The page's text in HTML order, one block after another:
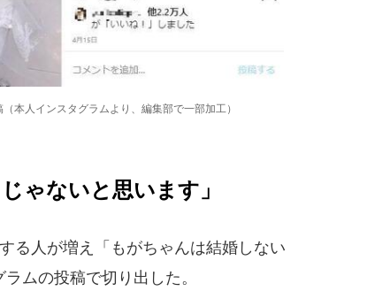
本人インスタグラムより、編集部で一部加工）
ゃないと思います」
る人が増え「もがちゃんは結婚しない
ムの投稿で切り出した。